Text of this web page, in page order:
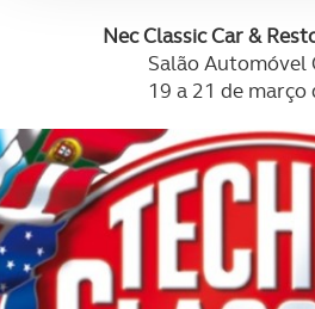
O ACP garantirá que as
realizadas apenas com o seu
estritamente necessário no
Realçamos que o bloqueio de
pode ter impacto na sua
disponibilizados.
Consulte a política de cookies do
Nec Classic Car &
Salão Automóvel
19 a 21 de março